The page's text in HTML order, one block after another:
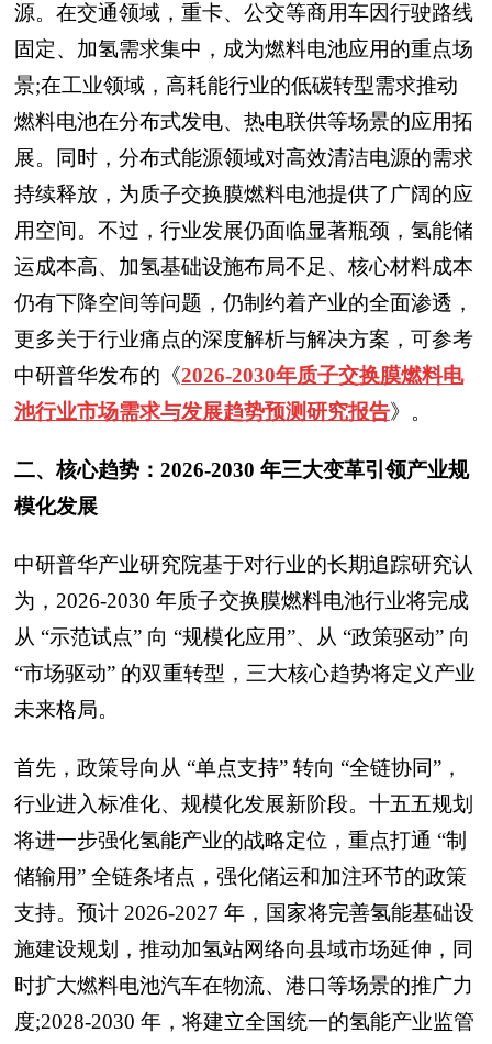
源。在交通领域，重卡、公交等商用车因行驶路线
固定、加氢需求集中，成为燃料电池应用的重点场
景;在工业领域，高耗能行业的低碳转型需求推动
燃料电池在分布式发电、热电联供等场景的应用拓
展。同时，分布式能源领域对高效清洁电源的需求
持续释放，为质子交换膜燃料电池提供了广阔的应
用空间。不过，行业发展仍面临显著瓶颈，氢能储
运成本高、加氢基础设施布局不足、核心材料成本
仍有下降空间等问题，仍制约着产业的全面渗透，
更多关于行业痛点的深度解析与解决方案，可参考
中研普华发布的 《2026-2030年质子交换膜燃料电
池行业市场需求与发展趋势预测研究报告》 。
二、核心趋势：2026-2030 年三大变革引领产业规
模化发展
中研普华产业研究院基于对行业的长期追踪研究认
为，2026-2030 年质子交换膜燃料电池行业将完成
从 “示范试点” 向 “规模化应用”、从 “政策驱动” 向
“市场驱动” 的双重转型，三大核心趋势将定义产业
未来格局。
首先，政策导向从 “单点支持” 转向 “全链协同”，
行业进入标准化、规模化发展新阶段。十五五规划
将进一步强化氢能产业的战略定位，重点打通 “制
储输用” 全链条堵点，强化储运和加注环节的政策
支持。预计 2026-2027 年，国家将完善氢能基础设
施建设规划，推动加氢站网络向县域市场延伸，同
时扩大燃料电池汽车在物流、港口等场景的推广力
度;2028-2030 年，将建立全国统一的氢能产业监管